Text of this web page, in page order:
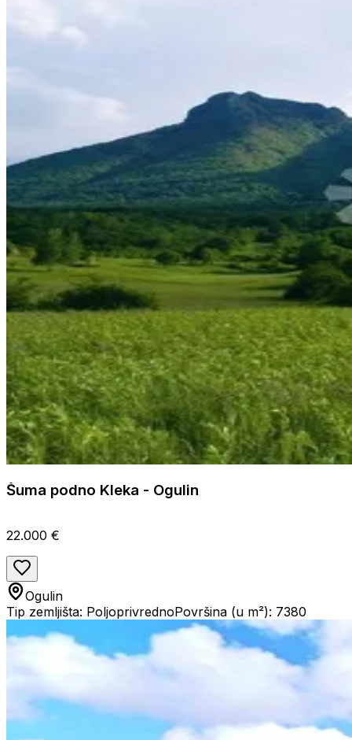
Šuma podno Kleka - Ogulin
22.000 €
Ogulin
Tip zemljišta: PoljoprivrednoPovršina (u m²): 7380